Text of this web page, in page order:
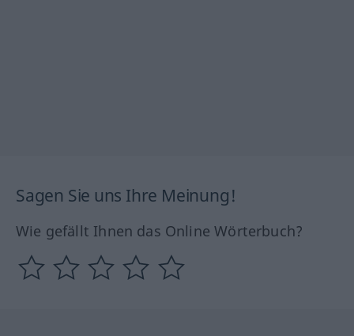
Sagen Sie uns Ihre Meinung!
Wie gefällt Ihnen das Online Wörterbuch?